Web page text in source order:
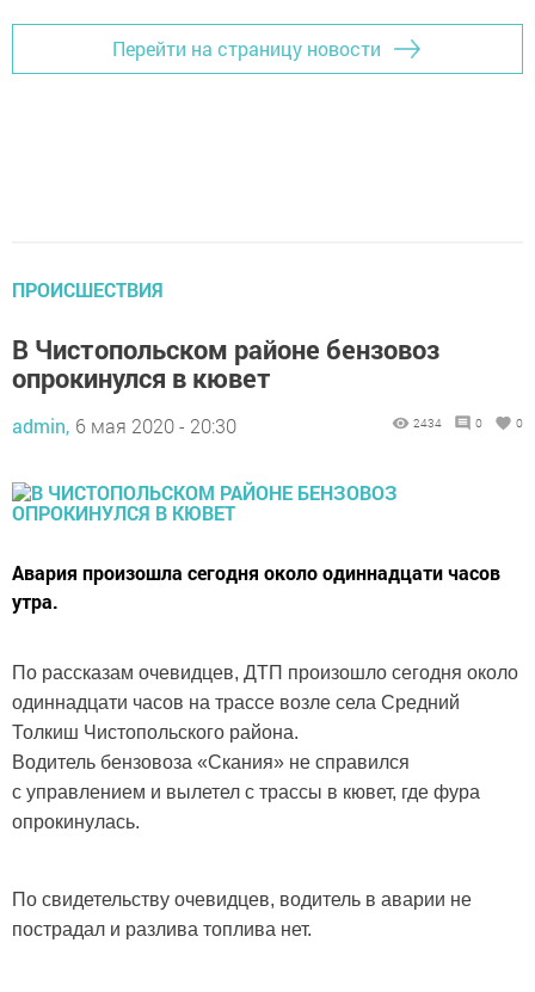
Перейти на страницу новости
ПРОИСШЕСТВИЯ
В Чистопольском районе бензовоз
опрокинулся в кювет
admin, 6 мая 2020 - 20:30 2434 0 0
Авария произошла сегодня около одиннадцати часов
утра.
По рассказам очевидцев, ДТП произошло сегодня около
одиннадцати часов на трассе возле села Средний
Толкиш Чистопольского района.
Водитель бензовоза «Скания» не справился
с управлением и вылетел с трассы в кювет, где фура
опрокинулась.
По свидетельству очевидцев, водитель в аварии не
пострадал и разлива топлива нет.